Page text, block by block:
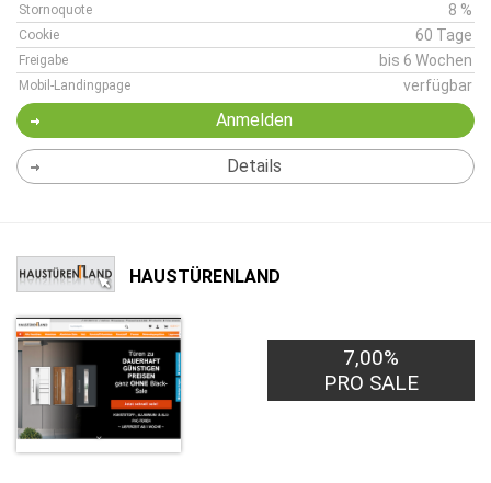
Stornoquote 8 %
Cookie 60 Tage
Freigabe bis 6 Wochen
Mobil-Landingpage verfügbar
Anmelden
Details
HAUSTÜRENLAND
7,00%
PRO SALE